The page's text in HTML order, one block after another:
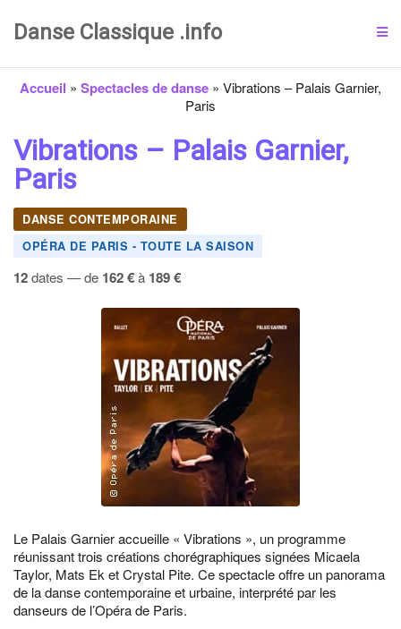
Danse Classique .info
Accueil » Spectacles de danse » Vibrations – Palais Garnier,
Paris
Vibrations – Palais Garnier,
Paris
DANSE CONTEMPORAINE
OPÉRA DE PARIS - TOUTE LA SAISON
12dates — de 162 €à 189 €
Le Palais Garnier accueille « Vibrations », un programme
réunissant trois créations chorégraphiques signées Micaela
Taylor, Mats Ek et Crystal Pite. Ce spectacle offre un panorama
de la danse contemporaine et urbaine, interprété par les
danseurs de l’Opéra de Paris.